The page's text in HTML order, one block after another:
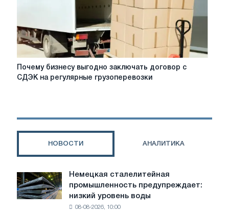
Почему
бизнесу
с
Почему бизнесу выгодно заключать договор с
СДЭК на регулярные грузоперевозки
НОВОСТИ АНАЛИТИКА
Немецкая
сталелитейная
промышленность
предупреждает:
Немецкая сталелитейная
промышленность предупреждает:
низкий уровень воды
08-08-2026, 10:00